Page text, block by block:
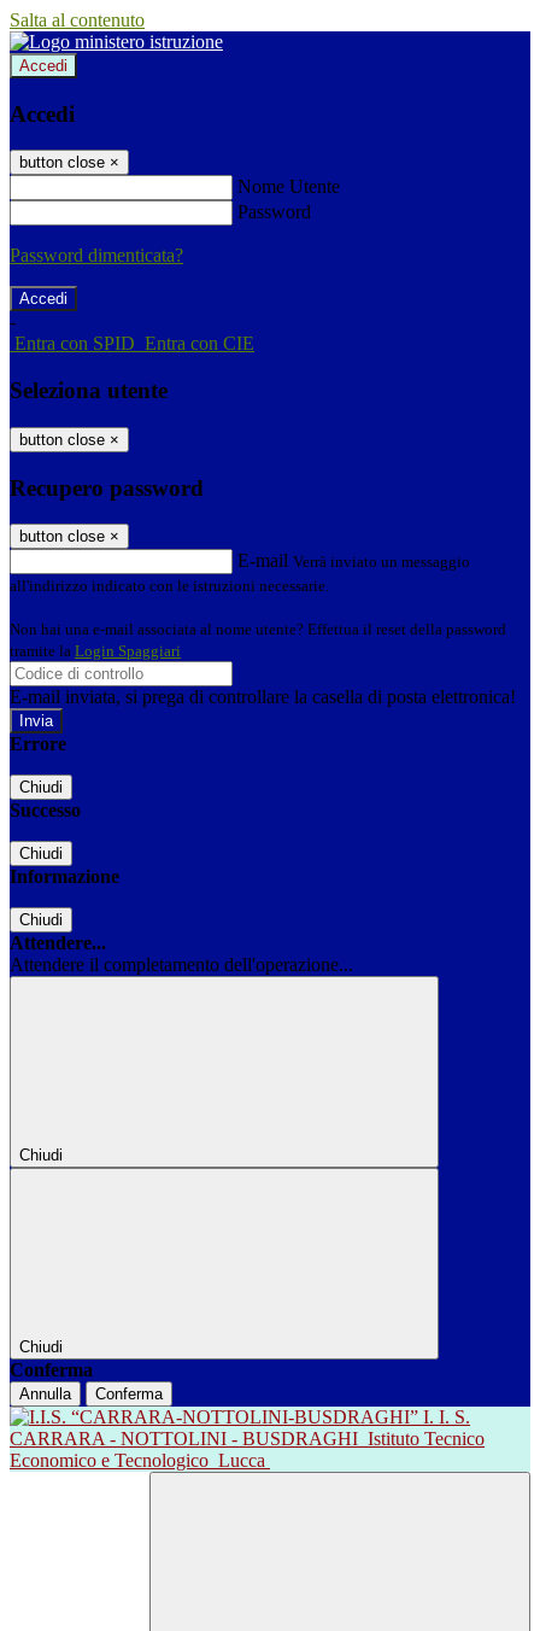
Salta al contenuto
Accedi
Accedi
button close ×
Nome Utente
Password
Password dimenticata?
-
Entra con SPID Entra con CIE
Seleziona utente
button close ×
Recupero password
button close ×
E-mail Verrà inviato un messaggio
all'indirizzo indicato con le istruzioni necessarie.
Non hai una e-mail associata al nome utente? Effettua il reset della password
tramite la Login Spaggiari
E-mail inviata, si prega di controllare la casella di posta elettronica!
Errore
Chiudi
Successo
Chiudi
Informazione
Chiudi
Attendere...
Attendere il completamento dell'operazione...
Chiudi
Chiudi
Conferma
Annulla Conferma
I. I. S.
CARRARA - NOTTOLINI - BUSDRAGHI Istituto Tecnico
Economico e Tecnologico Lucca